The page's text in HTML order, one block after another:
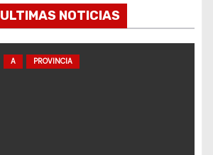
ULTIMAS NOTICIAS
A PROVINCIA